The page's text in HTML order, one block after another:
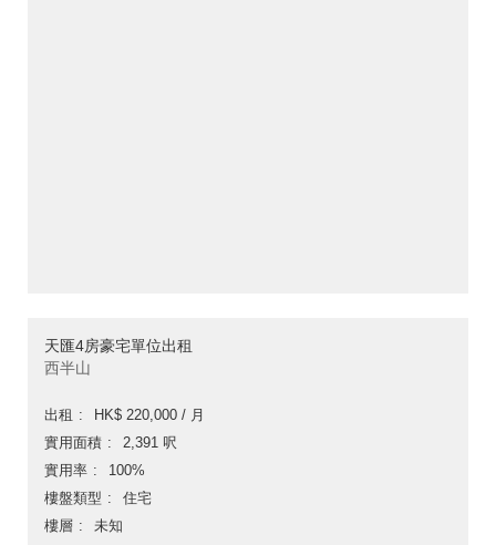
天匯4房豪宅單位出租
西半山
出租
HK$ 220,000 / 月
實用面積
2,391 呎
實用率
100%
樓盤類型
住宅
樓層
未知